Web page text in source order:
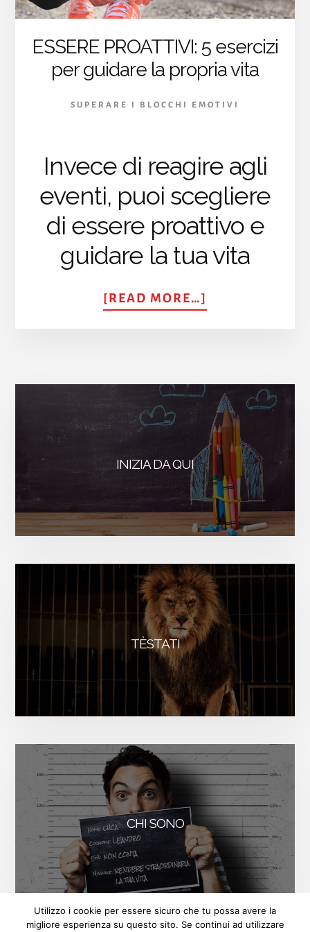
ESSERE PROATTIVI: 5 esercizi
per guidare la propria vita
SUPERARE I BLOCCHI EMOTIVI
Invece di reagire agli
eventi, puoi scegliere
di essere proattivo e
guidare la tua vita
[READ MORE…]
ESERCIZI
PER
GUIDARE
LA
PROPRIA
VITA
INIZIA DA QUI
TÈSTATI
CHI SONO
FACEBOOK INSTAGRAM LINKEDIN
ISCRIVITI
Utilizzo i cookie per essere sicuro che tu possa avere la
migliore esperienza su questo sito. Se continui ad utilizzare